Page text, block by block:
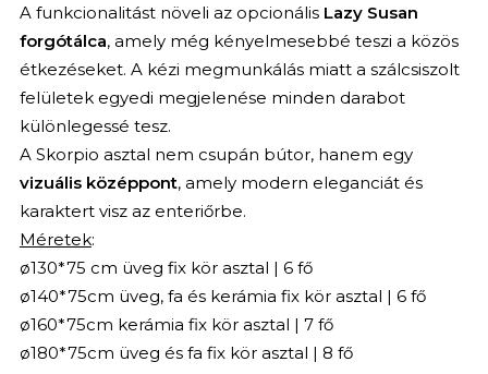
A funkcionalitást növeli az opcionális Lazy Susan
forgótálca, amely még kényelmesebbé teszi a közös
étkezéseket. A kézi megmunkálás miatt a szálcsiszolt
felületek egyedi megjelenése minden darabot
különlegessé tesz.
A Skorpio asztal nem csupán bútor, hanem egy
vizuális középpont, amely modern eleganciát és
karaktert visz az enteriőrbe.
Méretek:
ø130*75 cm üveg fix kör asztal | 6 fő
ø140*75cm üveg, fa és kerámia fix kör asztal | 6 fő
ø160*75cm kerámia fix kör asztal | 7 fő
ø180*75cm üveg és fa fix kör asztal | 8 fő